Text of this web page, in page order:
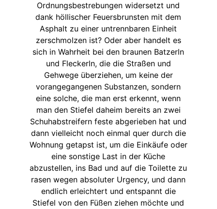
Ordnungsbestrebungen widersetzt und
dank höllischer Feuersbrunsten mit dem
Asphalt zu einer untrennbaren Einheit
zerschmolzen ist? Oder aber handelt es
sich in Wahrheit bei den braunen Batzerln
und Fleckerln, die die Straßen und
Gehwege überziehen, um keine der
vorangegangenen Substanzen, sondern
eine solche, die man erst erkennt, wenn
man den Stiefel daheim bereits an zwei
Schuhabstreifern feste abgerieben hat und
dann vielleicht noch einmal quer durch die
Wohnung getapst ist, um die Einkäufe oder
eine sonstige Last in der Küche
abzustellen, ins Bad und auf die Toilette zu
rasen wegen absoluter Urgency, und dann
endlich erleichtert und entspannt die
Stiefel von den Füßen ziehen möchte und